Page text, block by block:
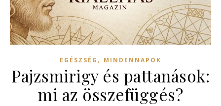
EGÉSZSÉG , MINDENNAPOK
Pajzsmirigy és pattanások:
mi az összefüggés?